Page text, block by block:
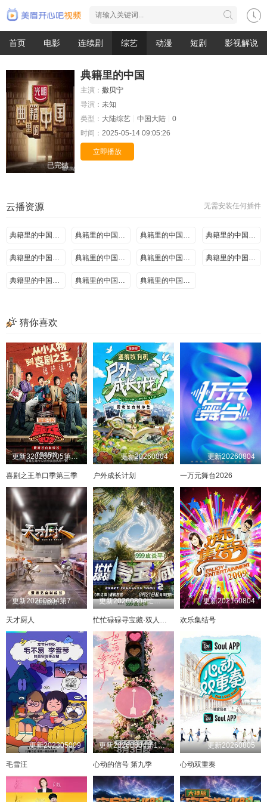
首页 电影 连续剧 综艺 动漫 短剧 影视解说
已完结
典籍里的中国
主演： 撒贝宁
导演： 未知
类型： 大陆综艺 中国大陆
0
时间： 2025-05-14 09:05:26
立即播放
无需安装任何插件
云播资源
典籍里的中国-传习录 典籍里的中国-史记 典籍里的中国-周易 典籍里的中国-天工开物
典籍里的中国-孙子兵法 典籍里的中国-尚书 典籍里的中国-徐霞客游记 典籍里的中国-本草纲目
典籍里的中国-楚辞 典籍里的中国-论语 典籍里的中国-道德经
猜你喜欢
更新320260705第1期加更
喜剧之王单口季第三季
更新20260804
户外成长计划
更新20260804
一万元舞台2026
更新20260804第7期天才厨房
天才厨人
更新20260804忙里偷闲录第7期：王安宇
忙忙碌碌寻宝藏·双人成行季
更新202160804
欢乐集结号
更新202305009
毛雪汪
更新20260804第1期下
心动的信号 第九季
更新20260805
心动双重奏